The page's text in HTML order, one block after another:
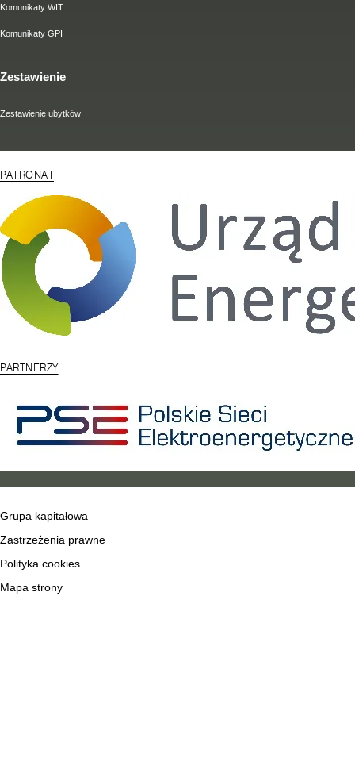
Komunikaty WIT
Komunikaty GPI
Zestawienie
Zestawienie ubytków
PATRONAT
PARTNERZY
Grupa kapitałowa
Zastrzeżenia prawne
Polityka cookies
Mapa strony